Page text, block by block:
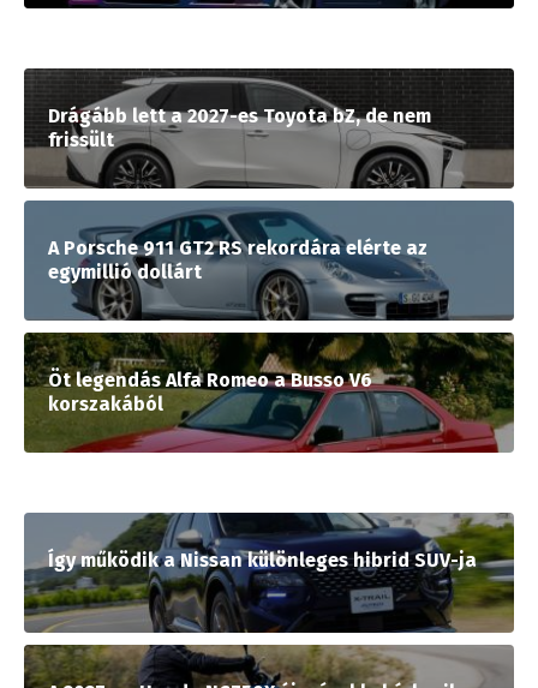
Drágább lett a 2027-es Toyota bZ, de nem
frissült
A Porsche 911 GT2 RS rekordára elérte az
egymillió dollárt
Öt legendás Alfa Romeo a Busso V6
korszakából
Így működik a Nissan különleges hibrid SUV-ja